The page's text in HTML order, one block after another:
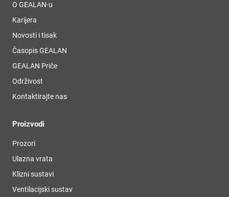
O GEALAN-u
Karijera
Novosti i tisak
Časopis GEALAN
GEALAN Priče
Održivost
Kontaktirajte nas
Proizvodi
Prozori
Ulazna vrata
Klizni sustavi
Ventilacijski sustav